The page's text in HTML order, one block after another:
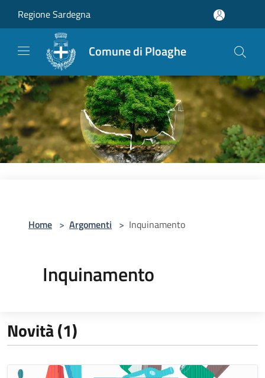
Regione Sardegna
Comune di Ploaghe
Home > Argomenti > Inquinamento
Inquinamento
Novità (1)